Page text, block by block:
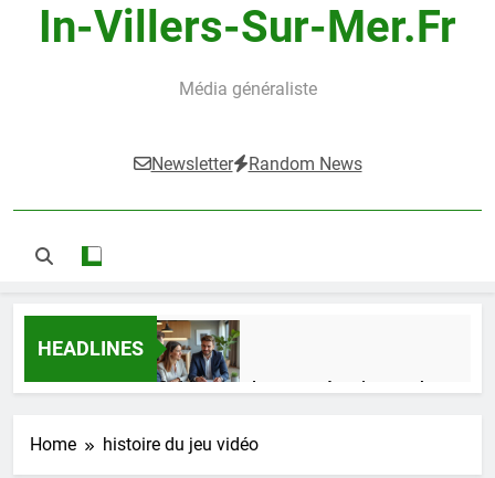
In-Villers-Sur-Mer.fr
Média généraliste
Newsletter Random News
HEADLINES
Guide complet pour réussir un achat
1 Semaine Ago
Home histoire du jeu vidéo